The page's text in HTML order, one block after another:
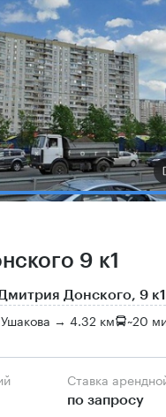
9 к1
Донского, 9 к1
→ 4.32 км ~20
Ставка
по запросу